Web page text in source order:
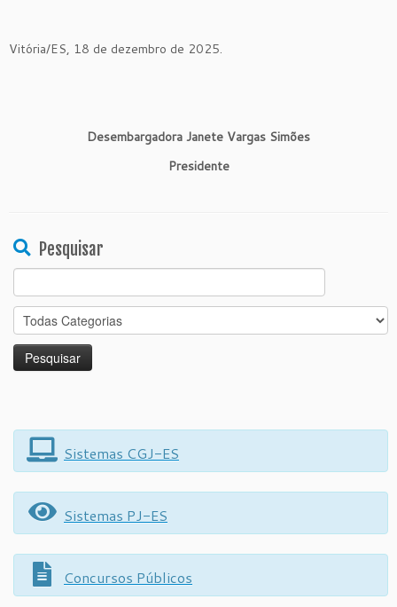
Vitória/ES, 18 de dezembro de 2025.
Desembargadora Janete Vargas Simões
Presidente
Pesquisar
Search
for:
Sistemas CGJ-ES
Sistemas PJ-ES
Concursos Públicos